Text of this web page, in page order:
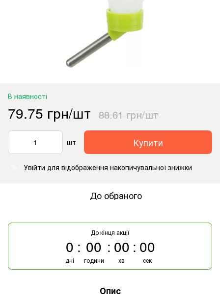
В наявності
79.75 грн/шт 88.61 грн/шт
шт Купити
Увійти для відображення накопичувальної знижки
До обраного
До кінця акції
0
дні
00
години
00
хв
00
сек
Опис